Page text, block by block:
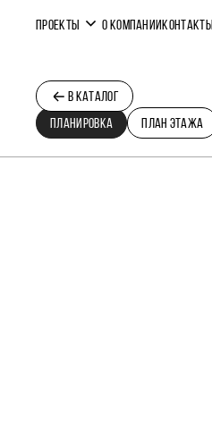
ПРОЕКТЫ О КОМПАНИИКОНТАКТЫ
В КАТАЛОГ
ПЛАНИРОВКА
ПЛАН ЭТАЖА